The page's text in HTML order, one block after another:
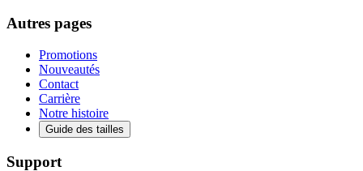
Autres pages
Promotions
Nouveautés
Contact
Carrière
Notre histoire
Guide des tailles
Support